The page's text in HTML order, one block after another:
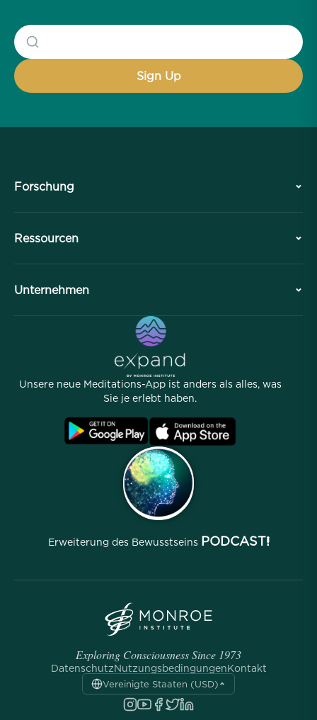
Forschung
Professionelle Abteilung
Artikel
Ressourcen
Unternehmen
Häufig gestellte Fragen
Nutzungsbedingungen
Unsere neue Meditations-App ist anders als alles, was
Sie je erlebt haben.
Erweiterung des Bewusstseins PODCAST!
Exploring Consciousness Since 1973
DatenschutzNutzungsbedingungenKontakt
Vereinigte Staaten (USD)